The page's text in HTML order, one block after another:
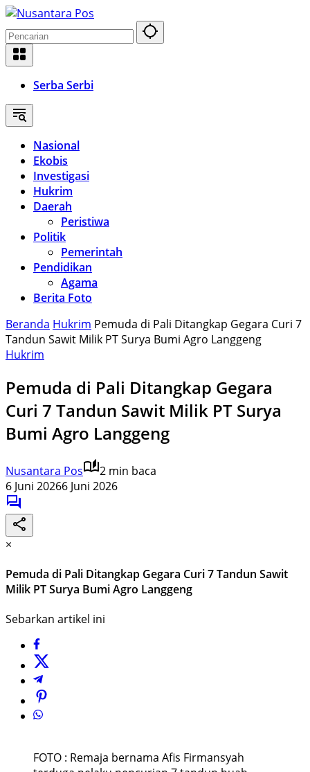
Langsung
ke
konten
Serba Serbi
Nasional
Ekobis
Investigasi
Hukrim
Daerah
Peristiwa
Politik
Pemerintah
Pendidikan
Agama
Berita Foto
Beranda Hukrim Pemuda di Pali Ditangkap Gegara Curi 7
Tandun Sawit Milik PT Surya Bumi Agro Langgeng
Hukrim
Pemuda di Pali Ditangkap Gegara
Curi 7 Tandun Sawit Milik PT Surya
Bumi Agro Langgeng
Nusantara Pos
2 min baca
6 Juni 20266 Juni 2026
×
Pemuda di Pali Ditangkap Gegara Curi 7 Tandun Sawit
Milik PT Surya Bumi Agro Langgeng
Sebarkan artikel ini
FOTO : Remaja bernama Afis Firmansyah